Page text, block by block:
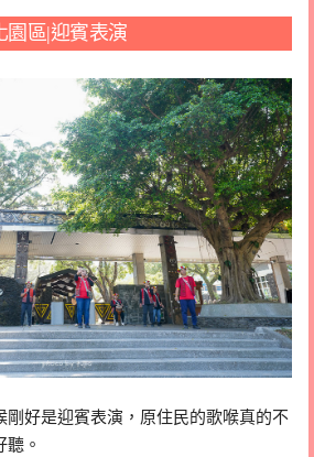
園區|迎賓表演
剛好是迎賓表演，原住民的歌喉真的不
。